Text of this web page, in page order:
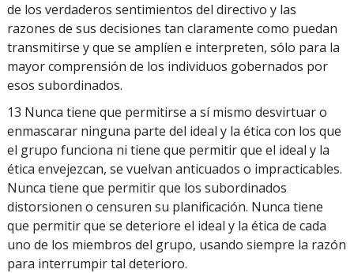
de los verdaderos sentimientos del directivo y las
razones de sus decisiones tan claramente como puedan
transmitirse y que se amplíen e interpreten, sólo para la
mayor comprensión de los individuos gobernados por
esos subordinados.
13 Nunca tiene que permitirse a sí mismo desvirtuar o
enmascarar ninguna parte del ideal y la ética con los que
el grupo funciona ni tiene que permitir que el ideal y la
ética envejezcan, se vuelvan anticuados o impracticables.
Nunca tiene que permitir que los subordinados
distorsionen o censuren su planificación. Nunca tiene
que permitir que se deteriore el ideal y la ética de cada
uno de los miembros del grupo, usando siempre la razón
para interrumpir tal deterioro.